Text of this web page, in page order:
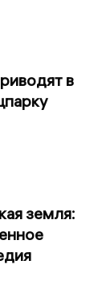
в
земля: